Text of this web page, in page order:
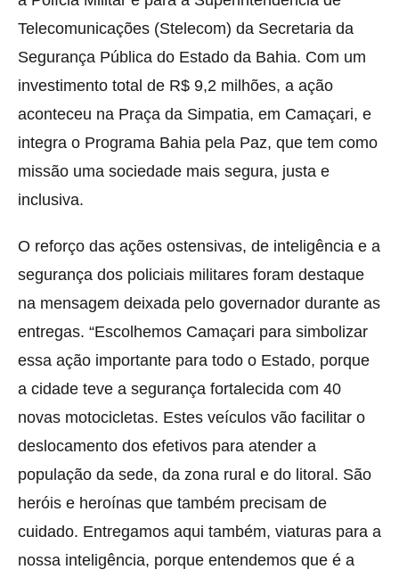
Telecomunicações (Stelecom) da Secretaria da
Segurança Pública do Estado da Bahia. Com um
investimento total de R$ 9,2 milhões, a ação
aconteceu na Praça da Simpatia, em Camaçari, e
integra o Programa Bahia pela Paz, que tem como
missão uma sociedade mais segura, justa e
inclusiva.
O reforço das ações ostensivas, de inteligência e a
segurança dos policiais militares foram destaque
na mensagem deixada pelo governador durante as
entregas. “Escolhemos Camaçari para simbolizar
essa ação importante para todo o Estado, porque
a cidade teve a segurança fortalecida com 40
novas motocicletas. Estes veículos vão facilitar o
deslocamento dos efetivos para atender a
população da sede, da zona rural e do litoral. São
heróis e heroínas que também precisam de
cuidado. Entregamos aqui também, viaturas para a
nossa inteligência, porque entendemos que é a